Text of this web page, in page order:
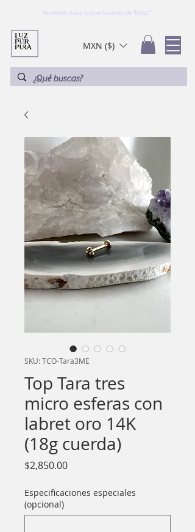
No olvides checar todo en la sección de "Extras"!
MXN ($)
SKU: TCO-Tara3ME
Top Tara tres
micro esferas con
labret oro 14K
(18g cuerda)
$2,850.00Precio
Especificaciones especiales
(opcional)